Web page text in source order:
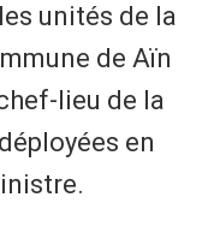
unités de la
de Aïn
lieu de la
en